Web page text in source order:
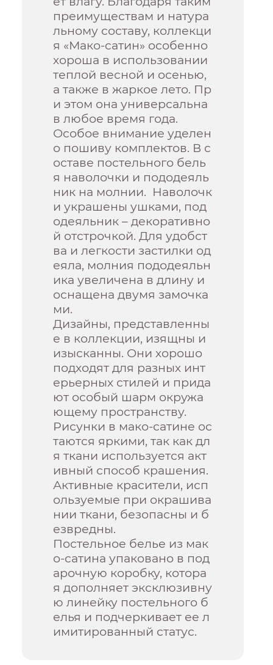
преимуществам и натура
льному составу, коллекци
я «Мако-сатин» особенно
хороша в использовании
теплой весной и осенью,
а также в жаркое лето. Пр
и этом она универсальна
в любое время года.
Особое внимание уделен
о пошиву комплектов. В с
оставе постельного бель
я наволочки и пододеяль
ник на молнии. Наволочк
и украшены ушками, под
одеяльник – декоративно
й отстрочкой. Для удобст
ва и легкости застилки од
еяла, молния пододеяльн
ика увеличена в длину и
оснащена двумя замочка
ми.
Дизайны, представленны
е в коллекции, изящны и
изысканны. Они хорошо
подходят для разных инт
ерьерных стилей и прида
ют особый шарм окружа
ющему пространству.
Рисунки в мако-сатине ос
таются яркими, так как дл
я ткани используется акт
ивный способ крашения.
Активные красители, исп
ользуемые при окрашива
нии ткани, безопасны и б
езвредны.
Постельное белье из мак
о-сатина упаковано в под
арочную коробку, котора
я дополняет эксклюзивну
ю линейку постельного б
елья и подчеркивает ее л
имитированный статус.